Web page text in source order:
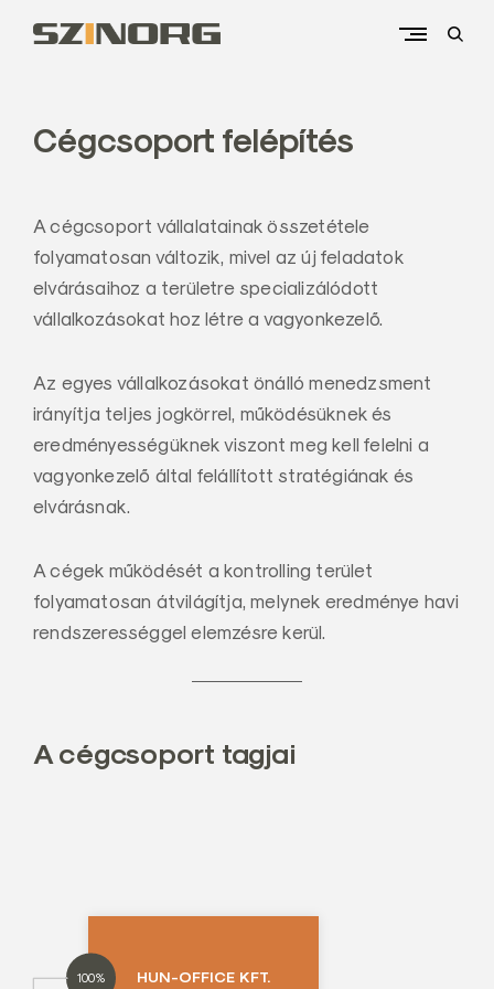
content
i
o
r
g
U
n
v
e
r
s
a
Z
r
t
open
Cégcsoport felépítés
A cégcsoport vállalatainak összetétele
folyamatosan változik, mivel az új feladatok
elvárásaihoz a területre specializálódott
vállalkozásokat hoz létre a vagyonkezelő.
Az egyes vállalkozásokat önálló menedzsment
irányítja teljes jogkörrel, működésüknek és
eredményességüknek viszont meg kell felelni a
vagyonkezelő által felállított stratégiának és
elvárásnak.
A cégek működését a kontrolling terület
folyamatosan átvilágítja, melynek eredménye havi
rendszerességgel elemzésre kerül.
A cégcsoport tagjai
100% HUN-OFFICE KFT.